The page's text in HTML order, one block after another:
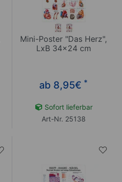
Mini-Poster "Das Herz",
LxB 34x24 cm
ab 8,95€ *
Sofort lieferbar
Art-Nr. 25138